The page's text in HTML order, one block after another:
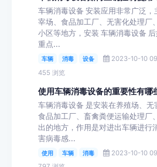
车辆消毒设备 安装应用非常广泛
宰场、食品加工厂、无害化处理厂
小区等地方，安装 车辆消毒设备
重点...
车辆 消毒 设备 2023-10-10
455 浏览
使用车辆消毒设备的重要性有哪
车辆消毒设备 是安装在养殖场、无
食品加工厂、畜禽粪便运输处理厂
出的地方，作用是对进出车辆进行
害病毒感...
使用 车辆 消毒 2023-10-10